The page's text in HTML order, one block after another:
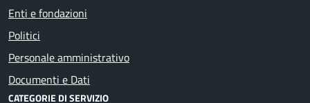
Enti e fondazioni
Politici
Personale amministrativo
Documenti e Dati
CATEGORIE DI SERVIZIO